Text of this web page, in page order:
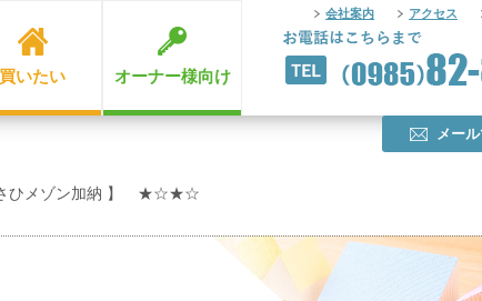
買いたい オーナー様向け
会社案内 アクセス
メー
ひメゾン加納 】 ★☆★☆